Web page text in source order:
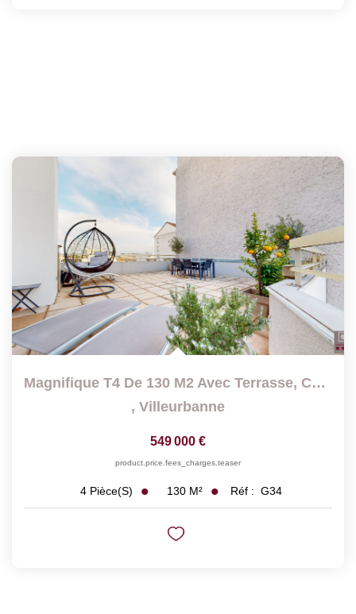
Magnifique T4 De 130 M2 Avec Terrasse, Cave Et Garage
, Villeurbanne
549 000 €
product.price.fees_charges.teaser
4 Pièce(s) 130 M² Réf : G34